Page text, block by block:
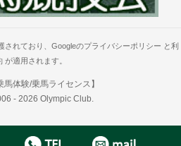
されており、Googleのプライバシーポリシー と利
が適用されます。
馬体験/乗馬ライセンス】
-2026 Olympic Club.